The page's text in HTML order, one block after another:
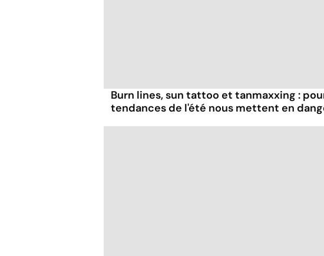
Burn lines, sun tattoo et tanmaxxing :
tendances de l'été nous mettent en